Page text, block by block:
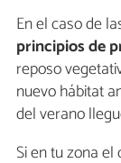
En el caso de
principios de
reposo
nuevo hábitat
del verano
Si en tu zona